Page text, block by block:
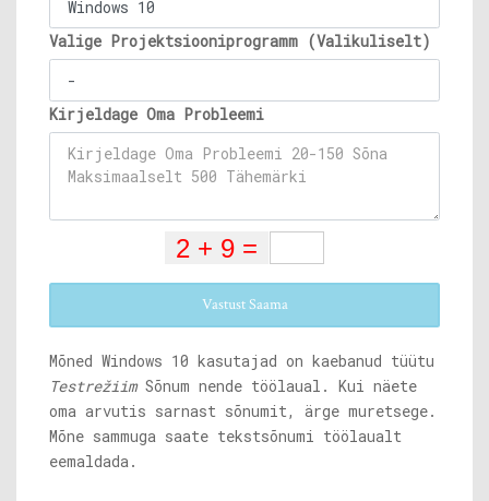
Valige Projektsiooniprogramm (Valikuliselt)
Kirjeldage Oma Probleemi
Vastust Saama
Mõned Windows 10 kasutajad on kaebanud tüütu
TestrežiimSõnum nende töölaual. Kui näete
oma arvutis sarnast sõnumit, ärge muretsege.
Mõne sammuga saate tekstsõnumi töölaualt
eemaldada.